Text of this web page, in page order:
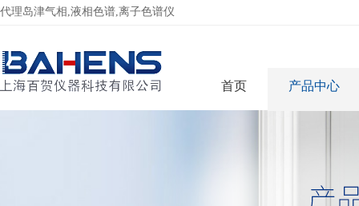
代理岛津气相,液相色谱,离子色谱仪
首页 产品中心